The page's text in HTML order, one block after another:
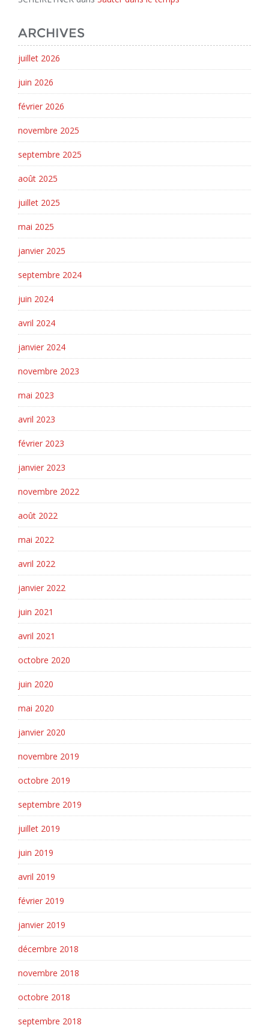
ARCHIVES
juillet 2026
juin 2026
février 2026
novembre 2025
septembre 2025
août 2025
juillet 2025
mai 2025
janvier 2025
septembre 2024
juin 2024
avril 2024
janvier 2024
novembre 2023
mai 2023
avril 2023
février 2023
janvier 2023
novembre 2022
août 2022
mai 2022
avril 2022
janvier 2022
juin 2021
avril 2021
octobre 2020
juin 2020
mai 2020
janvier 2020
novembre 2019
octobre 2019
septembre 2019
juillet 2019
juin 2019
avril 2019
février 2019
janvier 2019
décembre 2018
novembre 2018
octobre 2018
septembre 2018